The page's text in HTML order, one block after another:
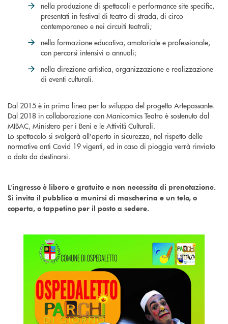
nella produzione di spettacoli e performance site specific,
presentati in festival di teatro di strada, di circo
contemporaneo e nei circuiti teatrali;
nella formazione educativa, amatoriale e professionale,
con percorsi intensivi o annuali;
nella direzione artistica, organizzazione e realizzazione
di eventi culturali.
Dal 2015 è in prima linea per lo sviluppo del progetto Artepassante.
Dal 2018 in collaborazione con Manicomics Teatro è sostenuto dal
MIBAC, Ministero per i Beni e le Attività̀ Culturali.
Lo spettacolo si svolgerà all'aperto in sicurezza, nel rispetto delle
normative anti Covid 19 vigenti, ed in caso di pioggia verrà rinviato
a data da destinarsi.
L'ingresso è libero e gratuito e non necessita di prenotazione.
Si invita il pubblico a munirsi di mascherina e un telo, o
coperta, o tappetino per il posto a sedere.